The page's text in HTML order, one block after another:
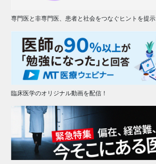
専門医と非専門医、患者と社会をつなぐヒントを提示
臨床医学のオリジナル動画を配信！